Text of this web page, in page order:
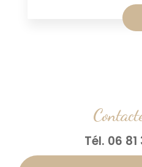
Tél. 06